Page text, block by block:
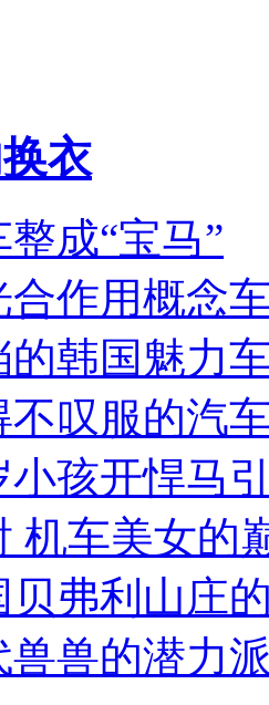
衣
成“宝马”
合作用概念
的韩国魅力
不叹服的汽
小孩开悍马
机车美女的
贝弗利山庄
兽兽的潜力